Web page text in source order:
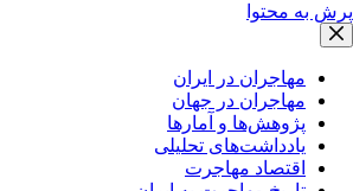
پرش به محتوا
مهاجران در ایران
مهاجران در جهان
پژوهش‌ها و آمارها
یادداشت‌های تحلیلی
اقتصاد مهاجرت